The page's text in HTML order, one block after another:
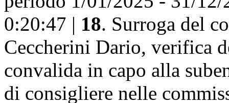
0:20:47 | 18. Surroga del
Ceccherini Dario, verifica
convalida in capo alla
di consigliere nelle